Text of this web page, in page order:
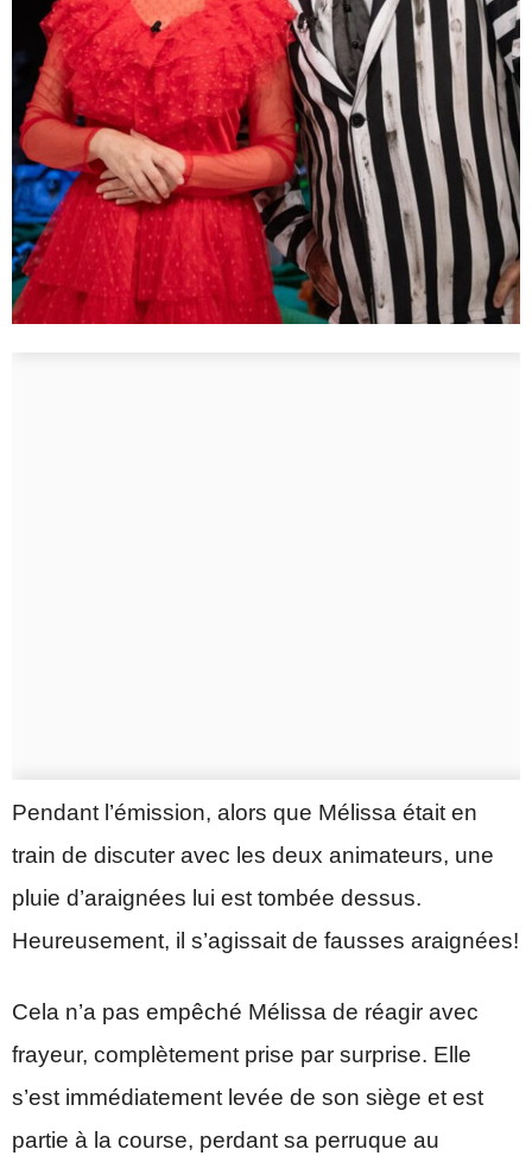
Pendant l’émission, alors que Mélissa était en
train de discuter avec les deux animateurs, une
pluie d’araignées lui est tombée dessus.
Heureusement, il s’agissait de fausses araignées!
Cela n’a pas empêché Mélissa de réagir avec
frayeur, complètement prise par surprise. Elle
s’est immédiatement levée de son siège et est
partie à la course, perdant sa perruque au